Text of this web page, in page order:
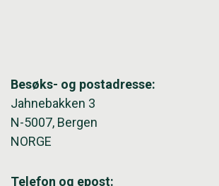
Besøks- og postadresse:
Jahnebakken 3
N-5007, Bergen
NORGE
Telefon og epost: